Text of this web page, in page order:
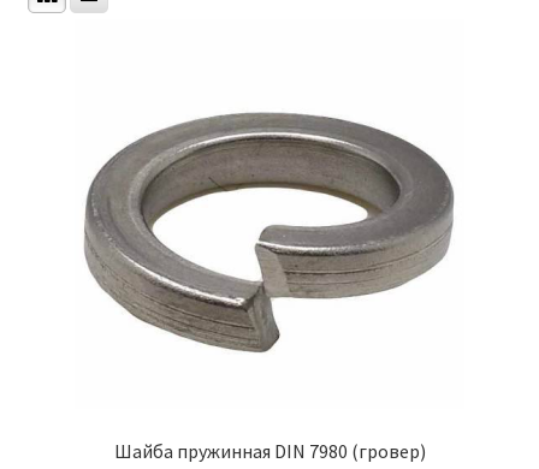
Шайба пружинная DIN 7980 (гровер)